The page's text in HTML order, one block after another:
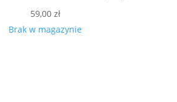
59,00 zł
Brak w magazynie